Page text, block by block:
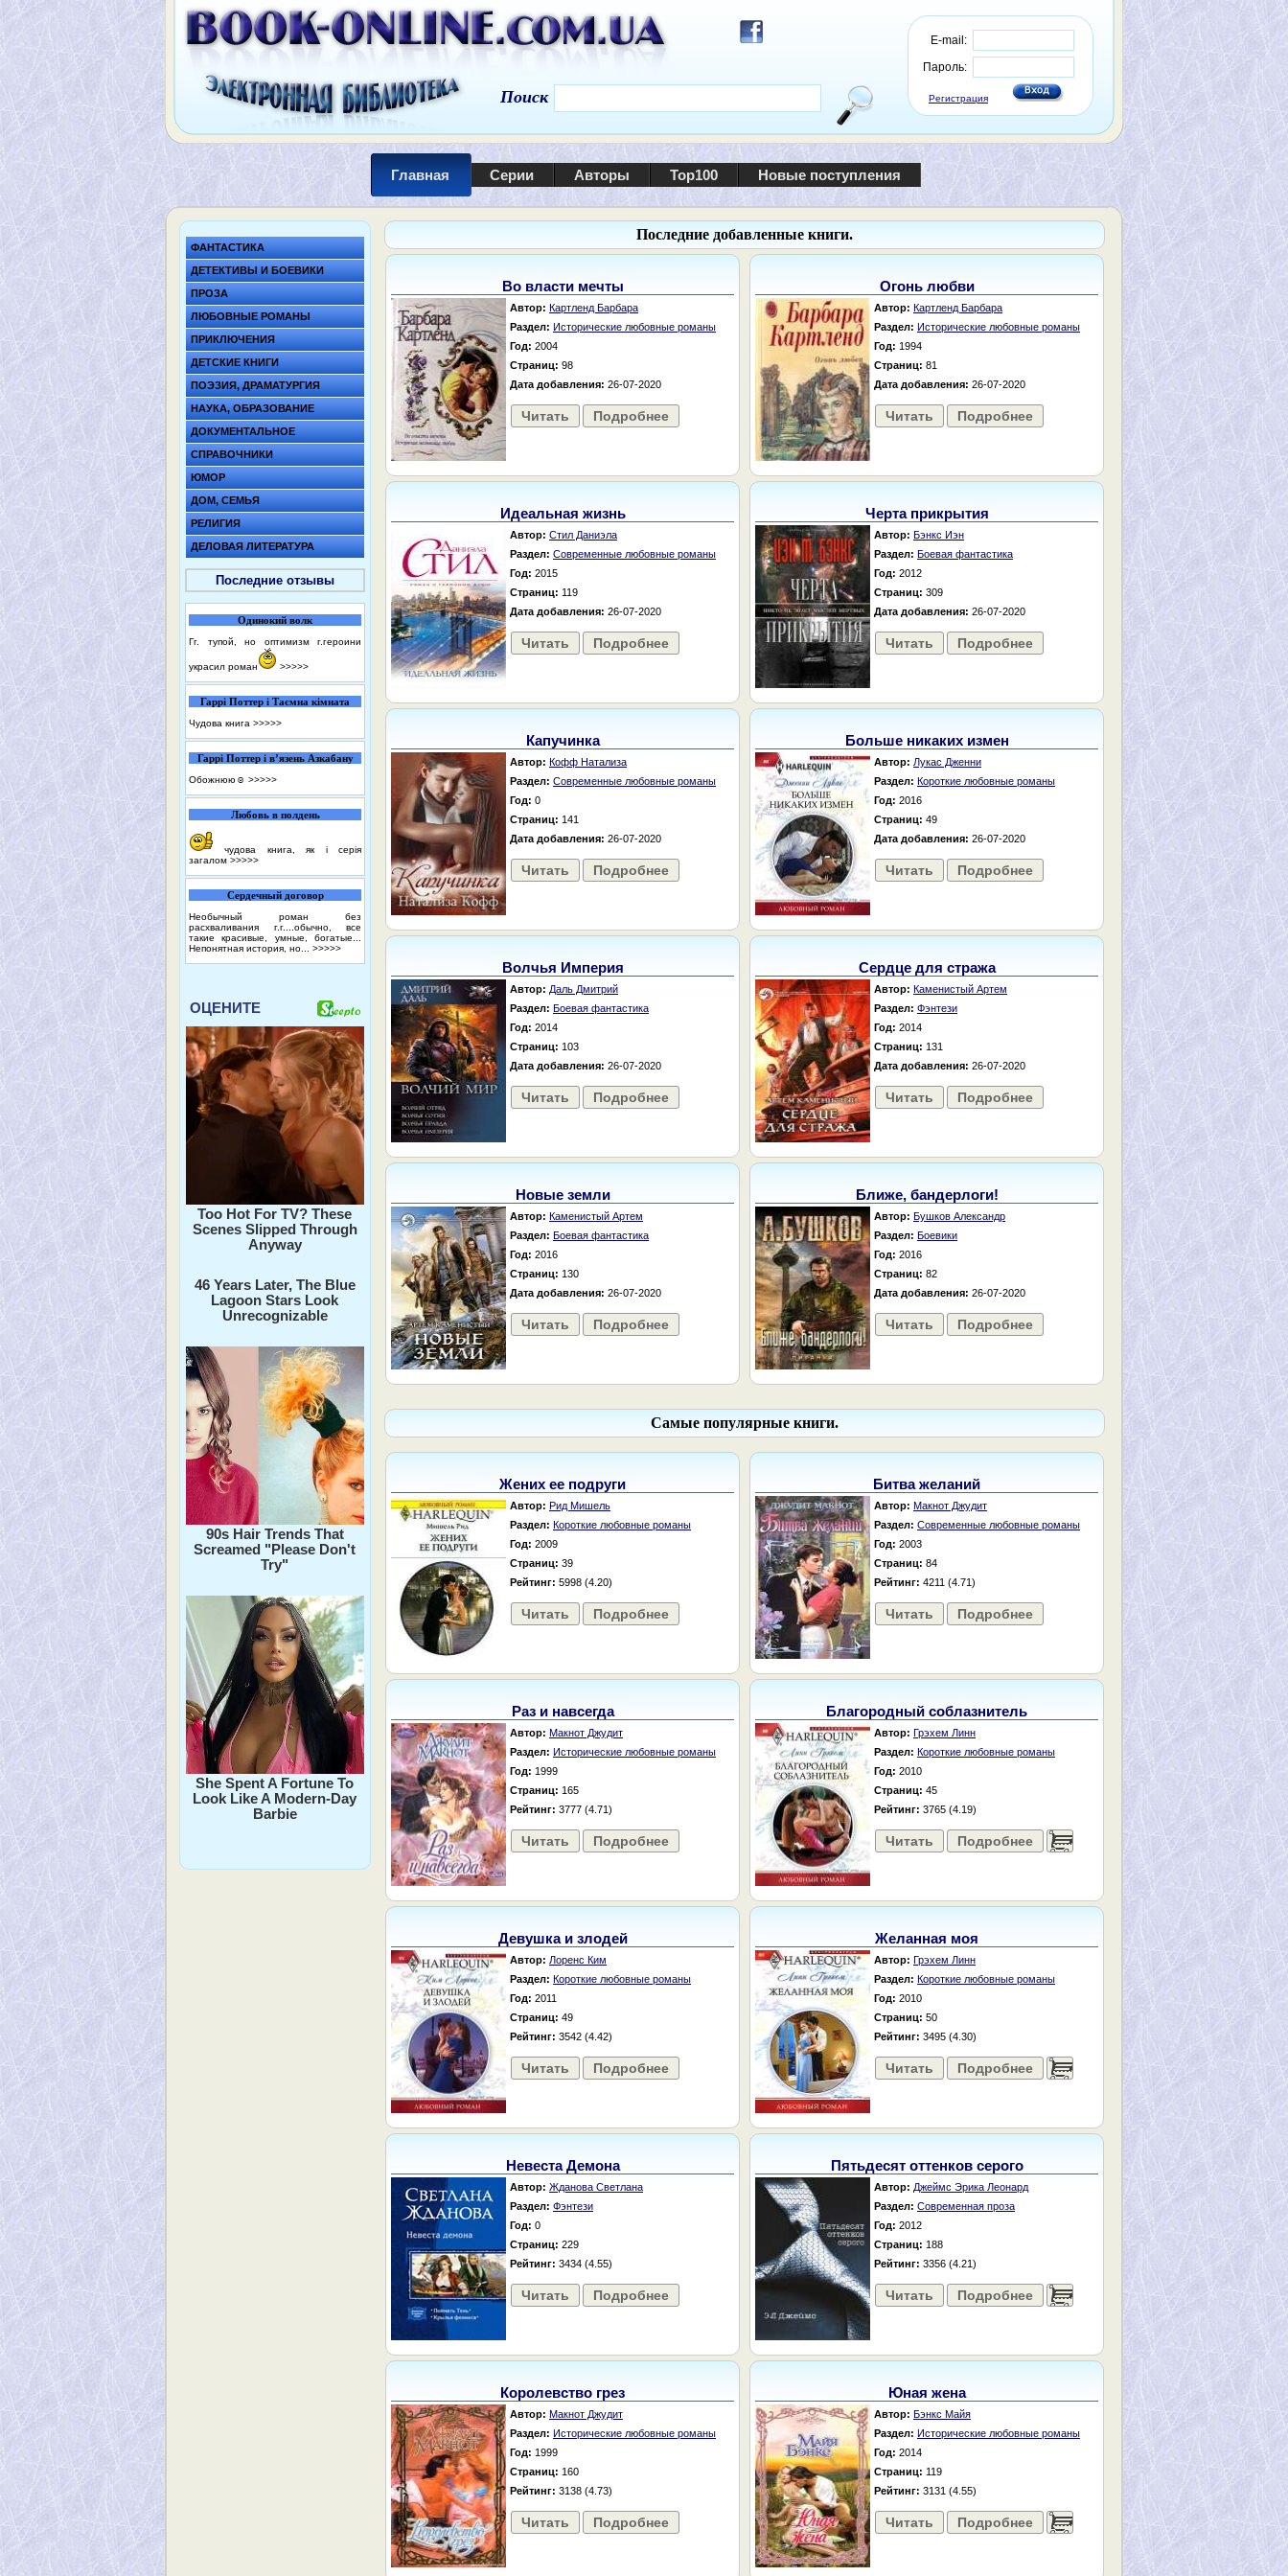
E-mail:
Пароль:
Регистрация
Поиск
Главная Серии Авторы Top100 Новые поступления
ФАНТАСТИКА
ДЕТЕКТИВЫ И БОЕВИКИ
ПРОЗА
ЛЮБОВНЫЕ РОМАНЫ
ПРИКЛЮЧЕНИЯ
ДЕТСКИЕ КНИГИ
ПОЭЗИЯ, ДРАМАТУРГИЯ
НАУКА, ОБРАЗОВАНИЕ
ДОКУМЕНТАЛЬНОЕ
СПРАВОЧНИКИ
ЮМОР
ДОМ, СЕМЬЯ
РЕЛИГИЯ
ДЕЛОВАЯ ЛИТЕРАТУРА
Последние отзывы
Одинокий волк
Гг. тупой, но оптимизм г.героини
украсил роман >>>>>
Гаррі Поттер і Таємна кімната
Чудова книга >>>>>
Гаррі Поттер і в’язень Азкабану
Обожнюю☺️ >>>>>
Любовь в полдень
чудова книга, як і серія
загалом >>>>>
Сердечный договор
Необычный роман без
расхваливания г.г....обычно, все
такие красивые, умные, богатые...
Непонятная история, но... >>>>>
ОЦЕНИТЕ
Too Hot For TV? These
Scenes Slipped Through
Anyway
46 Years Later, The Blue
Lagoon Stars Look
Unrecognizable
90s Hair Trends That
Screamed "Please Don't
Try"
She Spent A Fortune To
Look Like A Modern-Day
Barbie
Последние добавленные книги.
Во власти мечты
Автор: Картленд Барбара
Раздел: Исторические любовные романы
Год: 2004
Страниц: 98
Дата добавления: 26-07-2020
Читать Подробнее
Огонь любви
Автор: Картленд Барбара
Раздел: Исторические любовные романы
Год: 1994
Страниц: 81
Дата добавления: 26-07-2020
Читать Подробнее
Идеальная жизнь
Автор: Стил Даниэла
Раздел: Современные любовные романы
Год: 2015
Страниц: 119
Дата добавления: 26-07-2020
Читать Подробнее
Черта прикрытия
Автор: Бэнкс Иэн
Раздел: Боевая фантастика
Год: 2012
Страниц: 309
Дата добавления: 26-07-2020
Читать Подробнее
Капучинка
Автор: Кофф Натализа
Раздел: Современные любовные романы
Год: 0
Страниц: 141
Дата добавления: 26-07-2020
Читать Подробнее
Больше никаких измен
Автор: Лукас Дженни
Раздел: Короткие любовные романы
Год: 2016
Страниц: 49
Дата добавления: 26-07-2020
Читать Подробнее
Волчья Империя
Автор: Даль Дмитрий
Раздел: Боевая фантастика
Год: 2014
Страниц: 103
Дата добавления: 26-07-2020
Читать Подробнее
Сердце для стража
Автор: Каменистый Артем
Раздел: Фэнтези
Год: 2014
Страниц: 131
Дата добавления: 26-07-2020
Читать Подробнее
Новые земли
Автор: Каменистый Артем
Раздел: Боевая фантастика
Год: 2016
Страниц: 130
Дата добавления: 26-07-2020
Читать Подробнее
Ближе, бандерлоги!
Автор: Бушков Александр
Раздел: Боевики
Год: 2016
Страниц: 82
Дата добавления: 26-07-2020
Читать Подробнее
Самые популярные книги.
Жених ее подруги
Автор: Рид Мишель
Раздел: Короткие любовные романы
Год: 2009
Страниц: 39
Рейтинг: 5998 (4.20)
Читать Подробнее
Битва желаний
Автор: Макнот Джудит
Раздел: Современные любовные романы
Год: 2003
Страниц: 84
Рейтинг: 4211 (4.71)
Читать Подробнее
Раз и навсегда
Автор: Макнот Джудит
Раздел: Исторические любовные романы
Год: 1999
Страниц: 165
Рейтинг: 3777 (4.71)
Читать Подробнее
Благородный соблазнитель
Автор: Грэхем Линн
Раздел: Короткие любовные романы
Год: 2010
Страниц: 45
Рейтинг: 3765 (4.19)
Читать Подробнее ......
Девушка и злодей
Автор: Лоренс Ким
Раздел: Короткие любовные романы
Год: 2011
Страниц: 49
Рейтинг: 3542 (4.42)
Читать Подробнее
Желанная моя
Автор: Грэхем Линн
Раздел: Короткие любовные романы
Год: 2010
Страниц: 50
Рейтинг: 3495 (4.30)
Читать Подробнее ......
Невеста Демона
Автор: Жданова Светлана
Раздел: Фэнтези
Год: 0
Страниц: 229
Рейтинг: 3434 (4.55)
Читать Подробнее
Пятьдесят оттенков серого
Автор: Джеймс Эрика Леонард
Раздел: Современная проза
Год: 2012
Страниц: 188
Рейтинг: 3356 (4.21)
Читать Подробнее ......
Королевство грез
Автор: Макнот Джудит
Раздел: Исторические любовные романы
Год: 1999
Страниц: 160
Рейтинг: 3138 (4.73)
Читать Подробнее
Юная жена
Автор: Бэнкс Майя
Раздел: Исторические любовные романы
Год: 2014
Страниц: 119
Рейтинг: 3131 (4.55)
Читать Подробнее ......